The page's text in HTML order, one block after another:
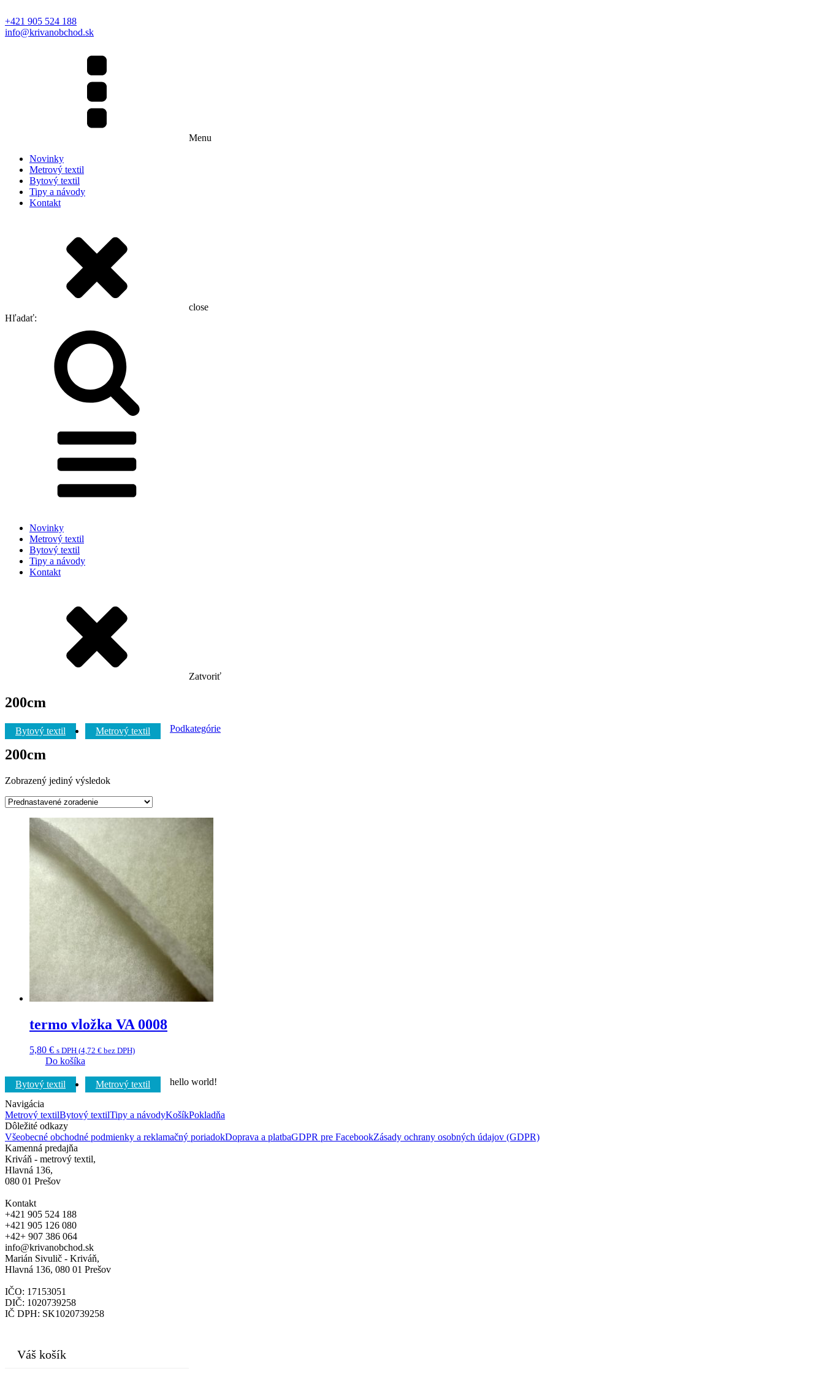
+421 905 524 188
info@krivanobchod.sk
Menu
Novinky
Metrový textil
Bytový textil
Tipy a návody
Kontakt
close
Hľadať:
Novinky
Metrový textil
Bytový textil
Tipy a návody
Kontakt
Zatvoriť
200cm
Bytový textil Metrový textil Podkategórie
200cm
Zobrazený jediný výsledok
termo vložka VA 0008
5,80 € s DPH (4,72 € bez DPH)
Do košíka
Bytový textil Metrový textil hello world!
Navigácia
Metrový textilBytový textilTipy a návodyKošíkPokladňa
Dôležité odkazy
Všeobecné obchodné podmienky a reklamačný poriadokDoprava a platbaGDPR pre FacebookZásady ochrany osobných údajov (GDPR)
Kamenná predajňa
Kriváň - metrový textil,
Hlavná 136,
080 01 Prešov
Kontakt
+421 905 524 188
+421 905 126 080
+42+ 907 386 064
info@krivanobchod.sk
Marián Sivulič - Kriváň,
Hlavná 136, 080 01 Prešov
IČO: 17153051
DIČ: 1020739258
IČ DPH: SK1020739258
Váš košík